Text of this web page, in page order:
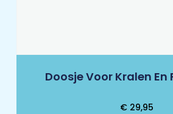
Doosje Voor Kralen
€29,95